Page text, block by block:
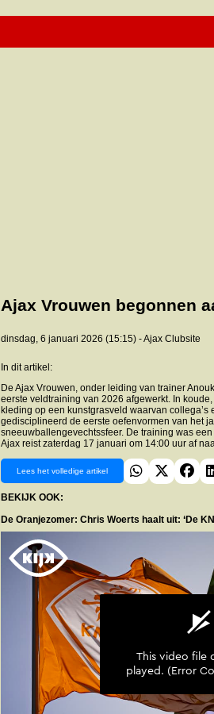
Ajax Vrouwen begonnen
dinsdag, 6 januari 2026 (15:15) - Ajax Clubsite
In dit artikel:
De Ajax Vrouwen, onder leiding van trainer
eerste veldtraining van 2026 afgewerkt. In
kleding op een kunstgrasveld waarvan
gedisciplineerd de eerste oefenvormen van het
sneeuwballengevechtssfeer. De training was
Ajax reist zaterdag 17 januari om 14:00 uur af
Lees het volledige artikel
BEKIJK OOK:
De Oranjezomer: Chris Woerts haalt uit: ‘De